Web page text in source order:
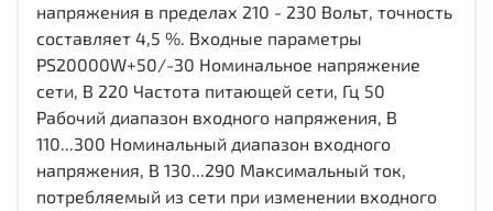
напряжения в пределах 210 - 230 Вольт, точность
составляет 4,5 %. Входные параметры
PS20000W+50/-30 Номинальное напряжение
сети, В 220 Частота питающей сети, Гц 50
Рабочий диапазон входного напряжения, В
110...300 Номинальный диапазон входного
напряжения, В 130...290 Максимальный ток,
потребляемый из сети при изменении входного